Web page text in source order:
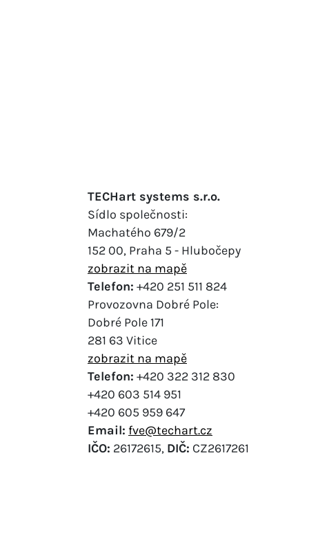
TECHart systems s.r.o.
Sídlo společnosti:
Machatého 679/2
152 00, Praha 5 - Hlubočepy
zobrazit na mapě
Telefon: +420 251 511 824
Provozovna Dobré Pole:
Dobré Pole 171
281 63 Vitice
zobrazit na mapě
Telefon: +420 322 312 830
+420 603 514 951
+420 605 959 647
Email: fve@techart.cz
IČO: 26172615, DIČ: CZ2617261